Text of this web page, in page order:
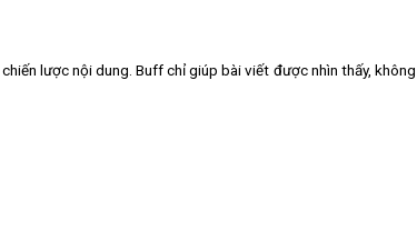
chiến lược nội dung . Buff chỉ giúp bài viết được nhìn thấy, không